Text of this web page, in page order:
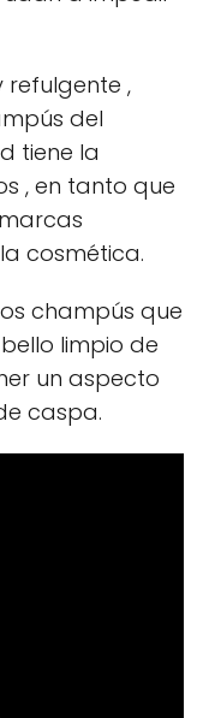
refulgente ,
del
tiene la
, en tanto que
cosmética.
champús que
limpio de
un aspecto
caspa.